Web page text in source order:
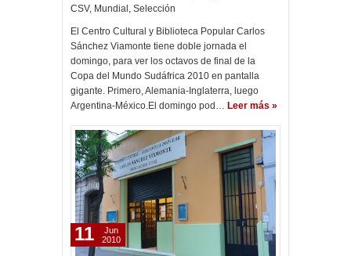
CSV, Mundial , Selección
El Centro Cultural y Biblioteca Popular Carlos
Sánchez Viamonte tiene doble jornada el
domingo, para ver los octavos de final de la
Copa del Mundo Sudáfrica 2010 en pantalla
gigante. Primero, Alemania-Inglaterra, luego
Argentina-México.El domingo pod… Leer más »
11
Jun
2010